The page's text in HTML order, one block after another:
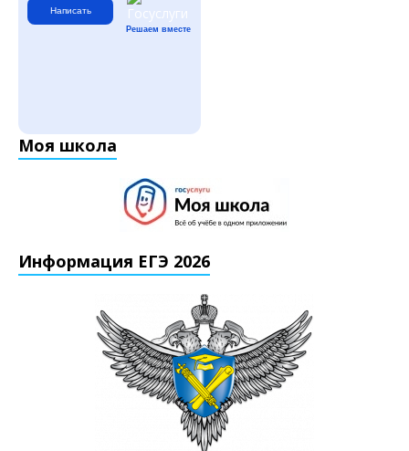
Написать
Решаем вместе
Моя школа
Информация ЕГЭ 2026